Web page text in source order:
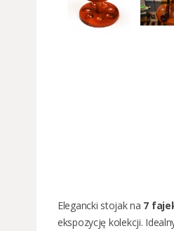
Elegancki stojak na 7
ekspozycję kolekcji.